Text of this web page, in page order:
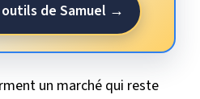
de Samuel →
un marché qui reste